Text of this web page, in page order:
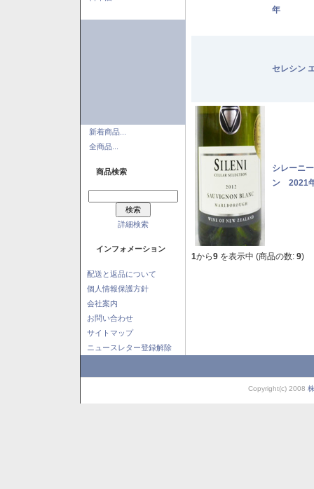
新着商品...
全商品...
商品検索
詳細検索
インフォメーション
配送と返品について
個人情報保護方針
会社案内
お問い合わせ
サイトマップ
ニュースレター登録解除
年
セレシン
シレーニ
ン 2021
1から9 を表示中 (商品の数: 9)
Copyright(c) 2008